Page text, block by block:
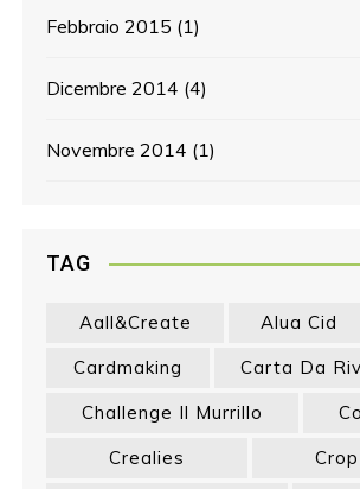
Febbraio 2015 (1)
Dicembre 2014 (4)
Novembre 2014 (1)
TAG
Aall&create Alua Cid
Cardmaking
Carta Da
Challenge Il Murrillo
Crealies